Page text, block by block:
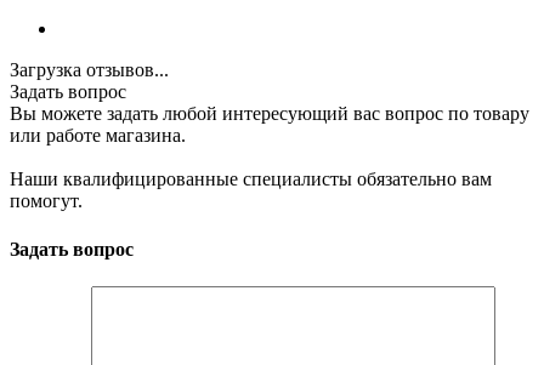
Загрузка отзывов...
Задать вопрос
Вы можете задать любой интересующий вас вопрос по товару
или работе магазина.
Наши квалифицированные специалисты обязательно вам
помогут.
Задать вопрос